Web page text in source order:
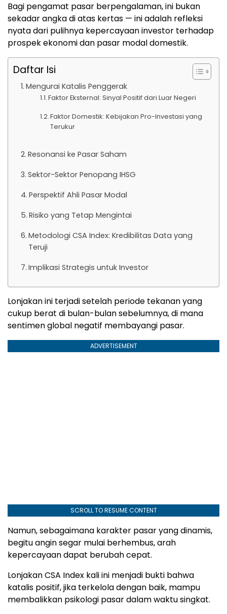
Bagi pengamat pasar berpengalaman, ini bukan
sekadar angka di atas kertas — ini adalah refleksi
nyata dari pulihnya kepercayaan investor terhadap
prospek ekonomi dan pasar modal domestik.
Daftar Isi
Mengurai Katalis Penggerak
Faktor Eksternal: Sinyal Positif dari Luar Negeri
Faktor Domestik: Kebijakan Pro-Investasi yang
Terukur
Resonansi ke Pasar Saham
Sektor-Sektor Penopang IHSG
Perspektif Ahli Pasar Modal
Risiko yang Tetap Mengintai
Metodologi CSA Index: Kredibilitas Data yang
Teruji
Implikasi Strategis untuk Investor
Lonjakan ini terjadi setelah periode tekanan yang
cukup berat di bulan-bulan sebelumnya, di mana
sentimen global negatif membayangi pasar.
ADVERTISEMENT
SCROLL TO RESUME CONTENT
Namun, sebagaimana karakter pasar yang dinamis,
begitu angin segar mulai berhembus, arah
kepercayaan dapat berubah cepat.
Lonjakan CSA Index kali ini menjadi bukti bahwa
katalis positif, jika terkelola dengan baik, mampu
membalikkan psikologi pasar dalam waktu singkat.